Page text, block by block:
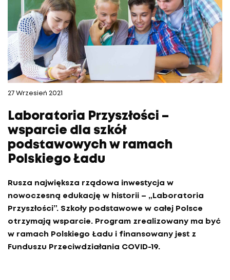
27 Wrzesień 2021
Laboratoria Przyszłości –
wsparcie dla szkół
podstawowych w ramach
Polskiego Ładu
Rusza największa rządowa inwestycja w
nowoczesną edukację w historii – „Laboratoria
Przyszłości”. Szkoły podstawowe w całej Polsce
otrzymają wsparcie. Program zrealizowany ma być
w ramach Polskiego Ładu i finansowany jest z
Funduszu Przeciwdziałania COVID-19.